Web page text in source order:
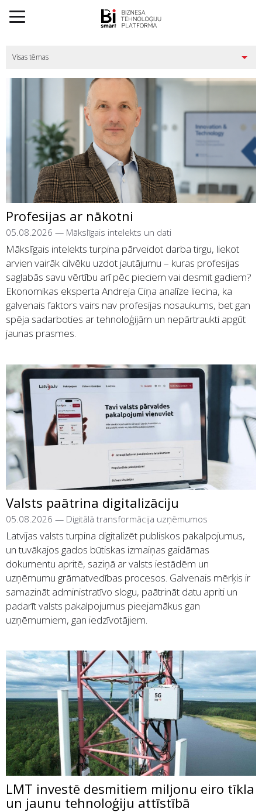
Profesijas ar nākotni
05.08.2026 — Mākslīgais intelekts un dati
Mākslīgais intelekts turpina pārveidot darba tirgu, liekot
arvien vairāk cilvēku uzdot jautājumu – kuras profesijas
saglabās savu vērtību arī pēc pieciem vai desmit gadiem?
Ekonomikas eksperta Andreja Ciņa analīze liecina, ka
galvenais faktors vairs nav profesijas nosaukums, bet gan
spēja sadarboties ar tehnoloģijām un nepārtraukti apgūt
jaunas prasmes.
Valsts paātrina digitalizāciju
05.08.2026 — Digitālā transformācija uzņēmumos
Latvijas valsts turpina digitalizēt publiskos pakalpojumus,
un tuvākajos gados būtiskas izmaiņas gaidāmas
dokumentu apritē, saziņā ar valsts iestādēm un
uzņēmumu grāmatvedības procesos. Galvenais mērķis ir
samazināt administratīvo slogu, paātrināt datu apriti un
padarīt valsts pakalpojumus pieejamākus gan
uzņēmumiem, gan iedzīvotājiem.
LMT investē desmitiem miljonu eiro tīkla
un jaunu tehnoloģiju attīstībā